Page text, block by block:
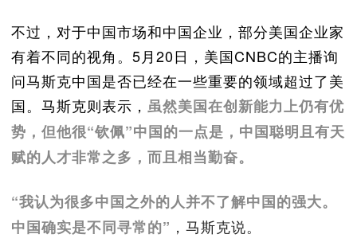
不过，对于中国市场和中国企业，部分美国企业家
有着不同的视角。5月20日，美国CNBC的主播询
问马斯克中国是否已经在一些重要的领域超过了美
国。马斯克则表示， 虽然美国在创新能力上仍有优
势，但他很“钦佩”中国的一点是，中国聪明且有天
赋的人才非常之多，而且相当勤奋。
“我认为很多中国之外的人并不了解中国的强大。
中国确实是不同寻常的” ，马斯克说。